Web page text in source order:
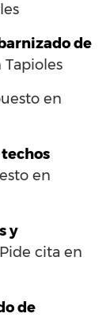
de
Tapioles
en
en
y
Pide cita en
de